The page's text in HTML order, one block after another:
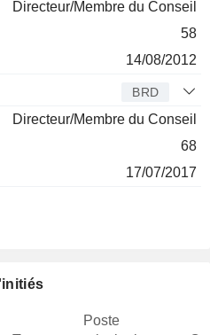
Directeur/Membre du Conseil
58
14/08/2012
BRD
Directeur/Membre du Conseil
68
17/07/2017
Poste